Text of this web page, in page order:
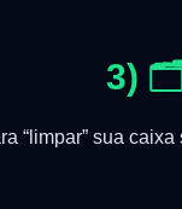
3)
“limpar” sua